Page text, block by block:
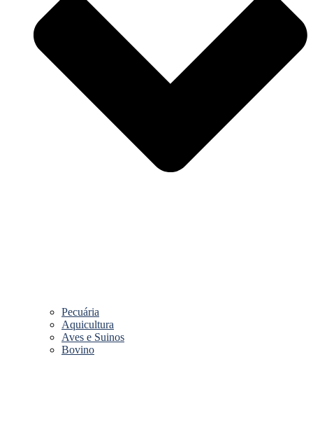
Pecuária
Aquicultura
Aves e Suinos
Bovino